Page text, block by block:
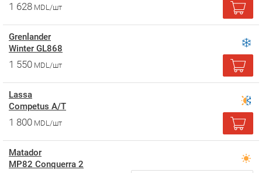
1 628 MDL/шт
Grenlander
Winter GL868
1 550 MDL/шт
Lassa
Competus A/T
1 800 MDL/шт
Matador
MP82 Conquerra 2